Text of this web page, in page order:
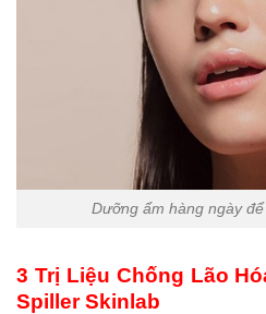
Dưỡng ẩm hàng ngày
3 Trị Liệu Chống Lão
Spiller Skinlab